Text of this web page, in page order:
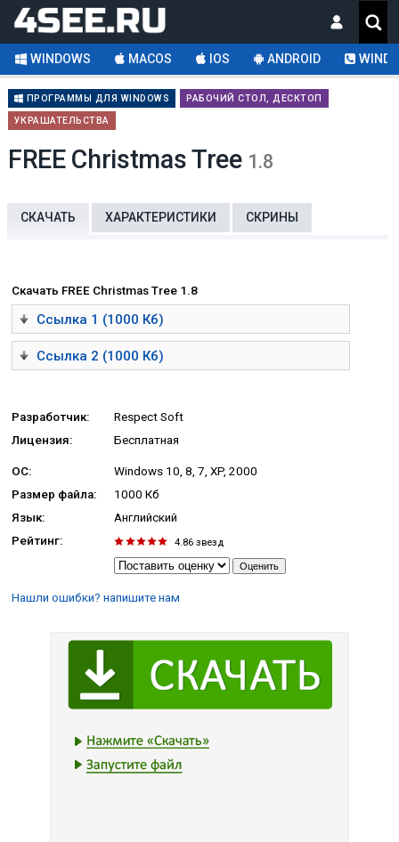
WINDOWS MACOS IOS ANDROID
ПРОГРАММЫ ДЛЯ WINDOWS
РАБОЧИЙ СТОЛ, ДЕСКТОП
УКРАШАТЕЛЬСТВА
FREE Christmas Tree 1.8
СКАЧАТЬ ХАРАКТЕРИСТИКИ СКРИНЫ
Скачать FREE Christmas Tree 1.8
Ссылка 1 (1000 Кб)
Ссылка 2 (1000 Кб)
Разработчик:
Respect Soft
Лицензия:
Бесплатная
ОС:
Windows 10, 8, 7, XP, 2000
Размер файла:
1000 Кб
Язык:
Английский
Рейтинг:
4.86 звезд
Нашли ошибки? напишите нам